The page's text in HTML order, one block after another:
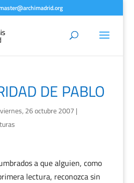
DE PABLO
viernes, 26 octubre 2007 |
a que alguien, como
lectura, reconozca sin